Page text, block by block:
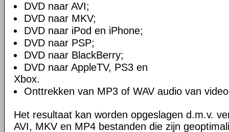
DVD naar AVI;
DVD naar MKV;
DVD naar iPod en iPhone;
DVD naar PSP;
DVD naar BlackBerry;
DVD naar AppleTV, PS3 en
Xbox.
Onttrekken van MP3 of WAV audio van
Het resultaat kan worden opgeslagen d.m.v.
AVI, MKV en MP4 bestanden die zijn